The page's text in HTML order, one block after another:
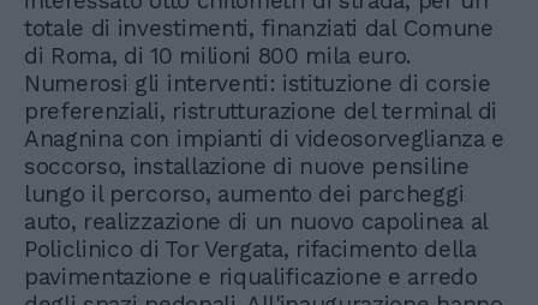
totale di investimenti, finanziati dal Comune
di Roma, di 10 milioni 800 mila euro.
Numerosi gli interventi: istituzione di corsie
preferenziali, ristrutturazione del terminal di
Anagnina con impianti di videosorveglianza e
soccorso, installazione di nuove pensiline
lungo il percorso, aumento dei parcheggi
auto, realizzazione di un nuovo capolinea al
Policlinico di Tor Vergata, rifacimento della
pavimentazione e riqualificazione e arredo